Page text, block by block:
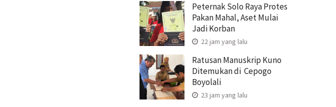
Peternak Solo Raya Protes
Pakan Mahal, Aset Mulai
Jadi Korban
22 jam yang lalu
Ratusan Manuskrip Kuno
Ditemukan di Cepogo
Boyolali
23 jam yang lalu